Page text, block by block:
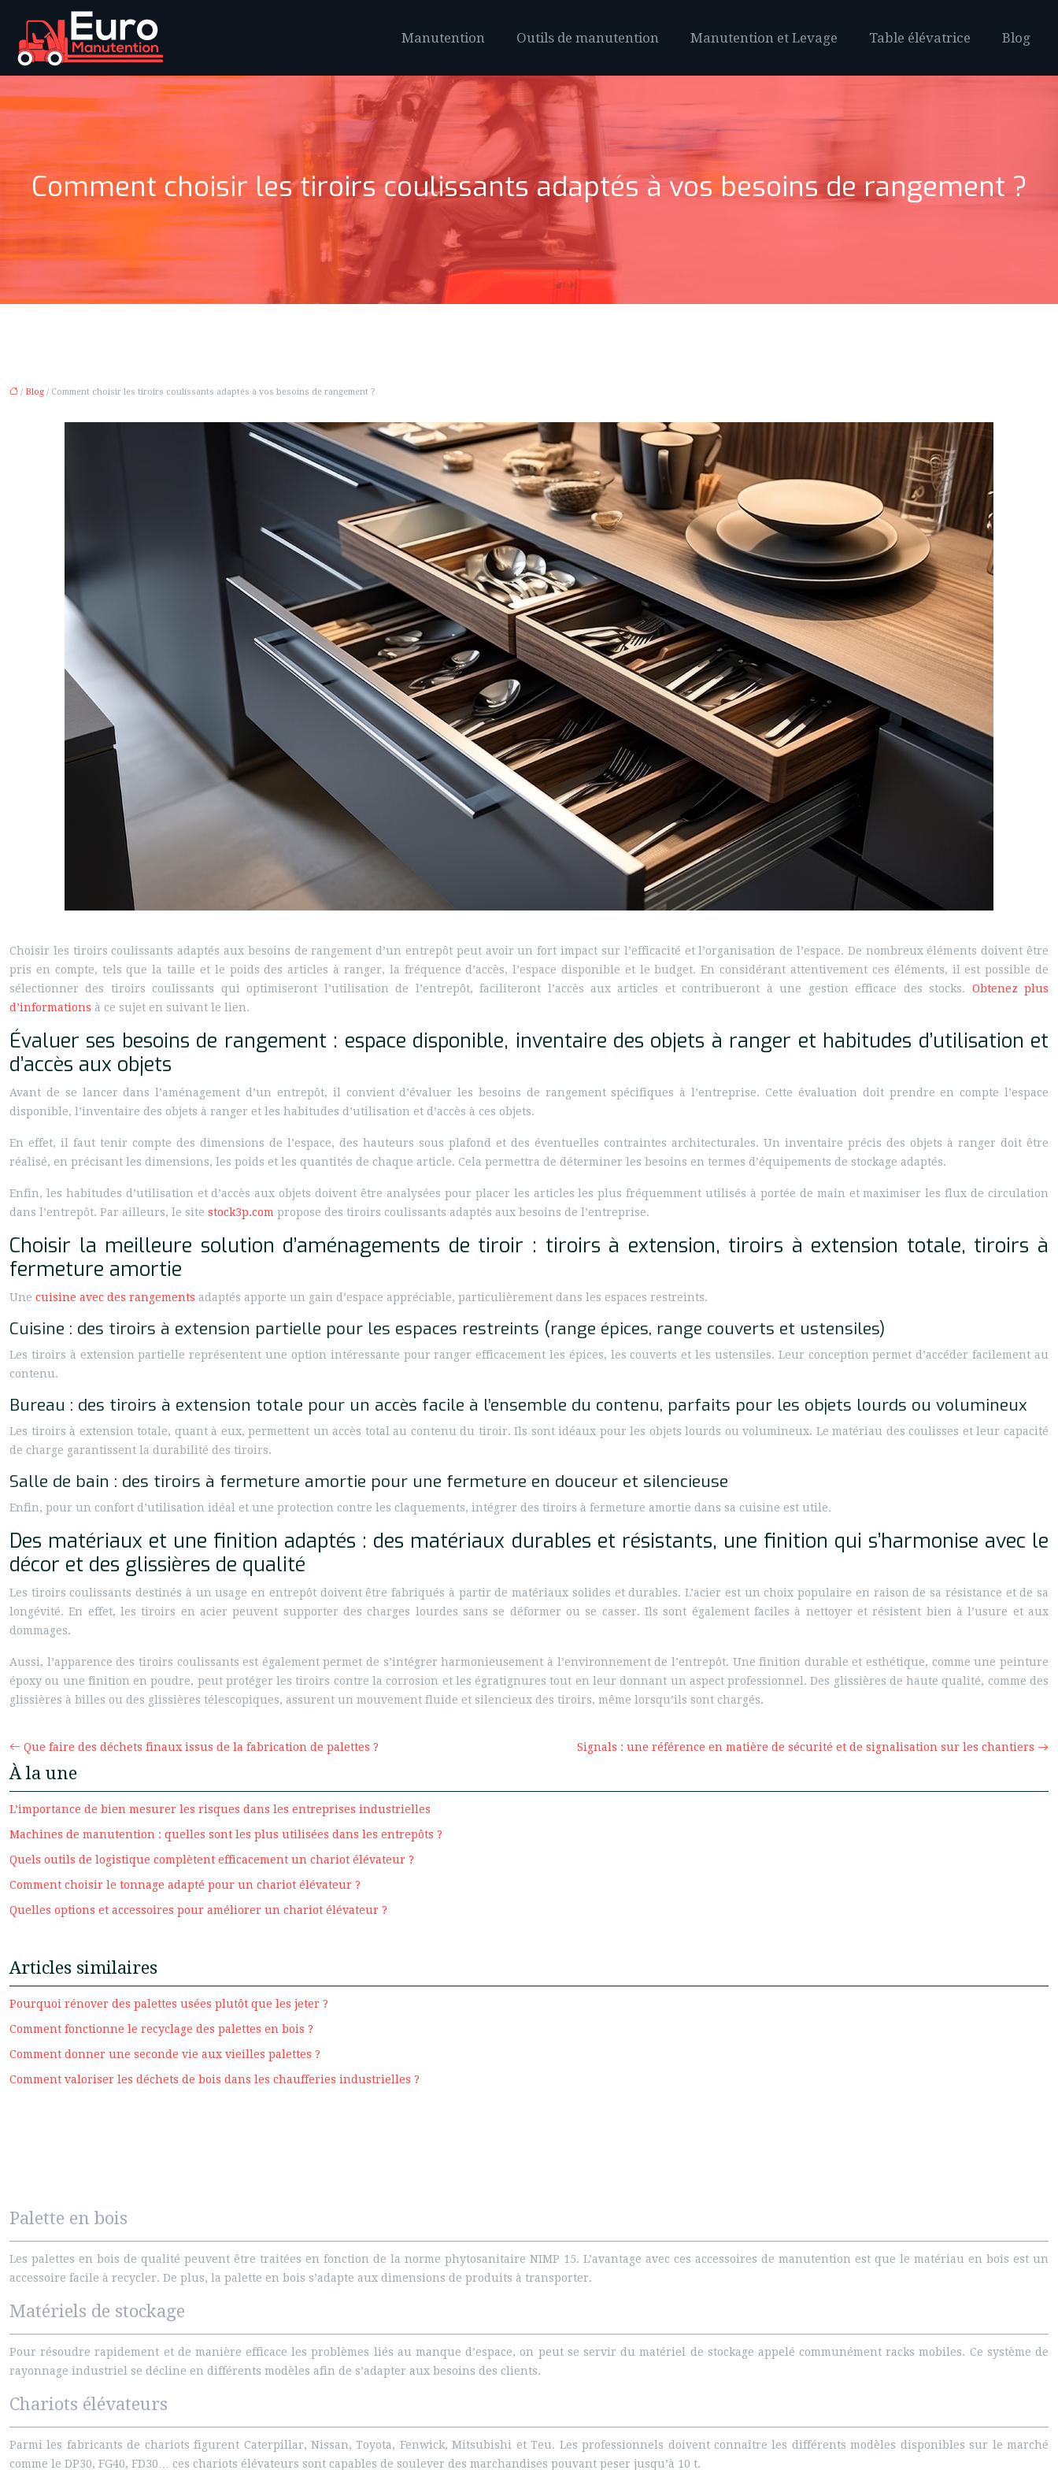
Manutention Outils de manutention Manutention et Levage Table élévatrice Blog
Comment choisir les tiroirs coulissants adaptés à vos besoins de rangement ?
/ Blog / Comment choisir les tiroirs coulissants adaptés à vos besoins de rangement ?
Choisir les tiroirs coulissants adaptés aux besoins de rangement d’un entrepôt peut avoir un fort impact sur l’efficacité et l’organisation de l’espace. De nombreux éléments doivent être
pris en compte, tels que la taille et le poids des articles à ranger, la fréquence d’accès, l’espace disponible et le budget. En considérant attentivement ces éléments, il est possible de
sélectionner des tiroirs coulissants qui optimiseront l’utilisation de l’entrepôt, faciliteront l’accès aux articles et contribueront à une gestion efficace des stocks. Obtenez plus
d’informations à ce sujet en suivant le lien.
Évaluer ses besoins de rangement : espace disponible, inventaire des objets à ranger et habitudes d’utilisation et
d’accès aux objets
Avant de se lancer dans l’aménagement d’un entrepôt, il convient d’évaluer les besoins de rangement spécifiques à l’entreprise. Cette évaluation doit prendre en compte l’espace
disponible, l’inventaire des objets à ranger et les habitudes d’utilisation et d’accès à ces objets.
En effet, il faut tenir compte des dimensions de l’espace, des hauteurs sous plafond et des éventuelles contraintes architecturales. Un inventaire précis des objets à ranger doit être
réalisé, en précisant les dimensions, les poids et les quantités de chaque article. Cela permettra de déterminer les besoins en termes d’équipements de stockage adaptés.
Enfin, les habitudes d’utilisation et d’accès aux objets doivent être analysées pour placer les articles les plus fréquemment utilisés à portée de main et maximiser les flux de circulation
dans l’entrepôt. Par ailleurs, le site stock3p.com propose des tiroirs coulissants adaptés aux besoins de l’entreprise.
Choisir la meilleure solution d’aménagements de tiroir : tiroirs à extension, tiroirs à extension totale, tiroirs à
fermeture amortie
Une cuisine avec des rangements adaptés apporte un gain d’espace appréciable, particulièrement dans les espaces restreints.
Cuisine : des tiroirs à extension partielle pour les espaces restreints (range épices, range couverts et ustensiles)
Les tiroirs à extension partielle représentent une option intéressante pour ranger efficacement les épices, les couverts et les ustensiles. Leur conception permet d’accéder facilement au
contenu.
Bureau : des tiroirs à extension totale pour un accès facile à l’ensemble du contenu, parfaits pour les objets lourds ou volumineux
Les tiroirs à extension totale, quant à eux, permettent un accès total au contenu du tiroir. Ils sont idéaux pour les objets lourds ou volumineux. Le matériau des coulisses et leur capacité
de charge garantissent la durabilité des tiroirs.
Salle de bain : des tiroirs à fermeture amortie pour une fermeture en douceur et silencieuse
Enfin, pour un confort d’utilisation idéal et une protection contre les claquements, intégrer des tiroirs à fermeture amortie dans sa cuisine est utile.
Des matériaux et une finition adaptés : des matériaux durables et résistants, une finition qui s’harmonise avec le
décor et des glissières de qualité
Les tiroirs coulissants destinés à un usage en entrepôt doivent être fabriqués à partir de matériaux solides et durables. L’acier est un choix populaire en raison de sa résistance et de sa
longévité. En effet, les tiroirs en acier peuvent supporter des charges lourdes sans se déformer ou se casser. Ils sont également faciles à nettoyer et résistent bien à l’usure et aux
dommages.
Aussi, l’apparence des tiroirs coulissants est également permet de s’intégrer harmonieusement à l’environnement de l’entrepôt. Une finition durable et esthétique, comme une peinture
époxy ou une finition en poudre, peut protéger les tiroirs contre la corrosion et les égratignures tout en leur donnant un aspect professionnel. Des glissières de haute qualité, comme des
glissières à billes ou des glissières télescopiques, assurent un mouvement fluide et silencieux des tiroirs, même lorsqu’ils sont chargés.
Que faire des déchets finaux issus de la fabrication de palettes ? Signals : une référence en matière de sécurité et de signalisation sur les chantiers
À la une
L’importance de bien mesurer les risques dans les entreprises industrielles
Machines de manutention : quelles sont les plus utilisées dans les entrepôts ?
Quels outils de logistique complètent efficacement un chariot élévateur ?
Comment choisir le tonnage adapté pour un chariot élévateur ?
Quelles options et accessoires pour améliorer un chariot élévateur ?
Articles similaires
Pourquoi rénover des palettes usées plutôt que les jeter ?
Comment fonctionne le recyclage des palettes en bois ?
Comment donner une seconde vie aux vieilles palettes ?
Comment valoriser les déchets de bois dans les chaufferies industrielles ?
Palette en bois
Les palettes en bois de qualité peuvent être traitées en fonction de la norme phytosanitaire NIMP 15. L’avantage avec ces accessoires de manutention est que le matériau en bois est un
accessoire facile à recycler. De plus, la palette en bois s’adapte aux dimensions de produits à transporter.
Matériels de stockage
Pour résoudre rapidement et de manière efficace les problèmes liés au manque d’espace, on peut se servir du matériel de stockage appelé communément racks mobiles. Ce système de
rayonnage industriel se décline en différents modèles afin de s’adapter aux besoins des clients.
Chariots élévateurs
Parmi les fabricants de chariots figurent Caterpillar, Nissan, Toyota, Fenwick, Mitsubishi et Teu. Les professionnels doivent connaître les différents modèles disponibles sur le marché
comme le DP30, FG40, FD30… ces chariots élévateurs sont capables de soulever des marchandises pouvant peser jusqu’à 10 t.